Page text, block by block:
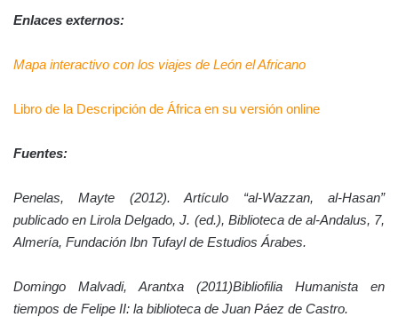
Enlaces externos:
Mapa interactivo con los viajes de León el Africano
Libro de la Descripción de África en su versión online
Fuentes:
Penelas, Mayte (2012). Artículo “al-Wazzan, al-Hasan”
publicado en Lirola Delgado, J. (ed.), Biblioteca de al-Andalus, 7,
Almería, Fundación Ibn Tufayl de Estudios Árabes.
Domingo Malvadi, Arantxa (2011)Bibliofilia Humanista en
tiempos de Felipe II: la biblioteca de Juan Páez de Castro.